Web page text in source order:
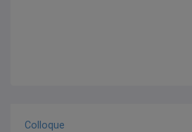
Colloque